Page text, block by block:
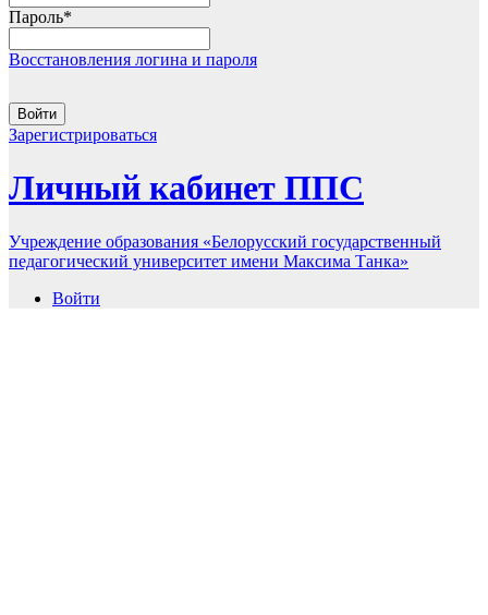
Пароль*
Восстановления логина и пароля
Зарегистрироваться
Личный кабинет ППС
Учреждение образования «Белорусский государственный
педагогический университет имени Максима Танка»
Войти